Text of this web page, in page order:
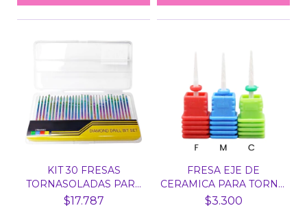
KIT 30 FRESAS
TORNASOLADAS PARA
TORNO MA...
$17.787
FRESA EJE DE
CERAMICA PARA TORNO
N° 7 -...
$3.300